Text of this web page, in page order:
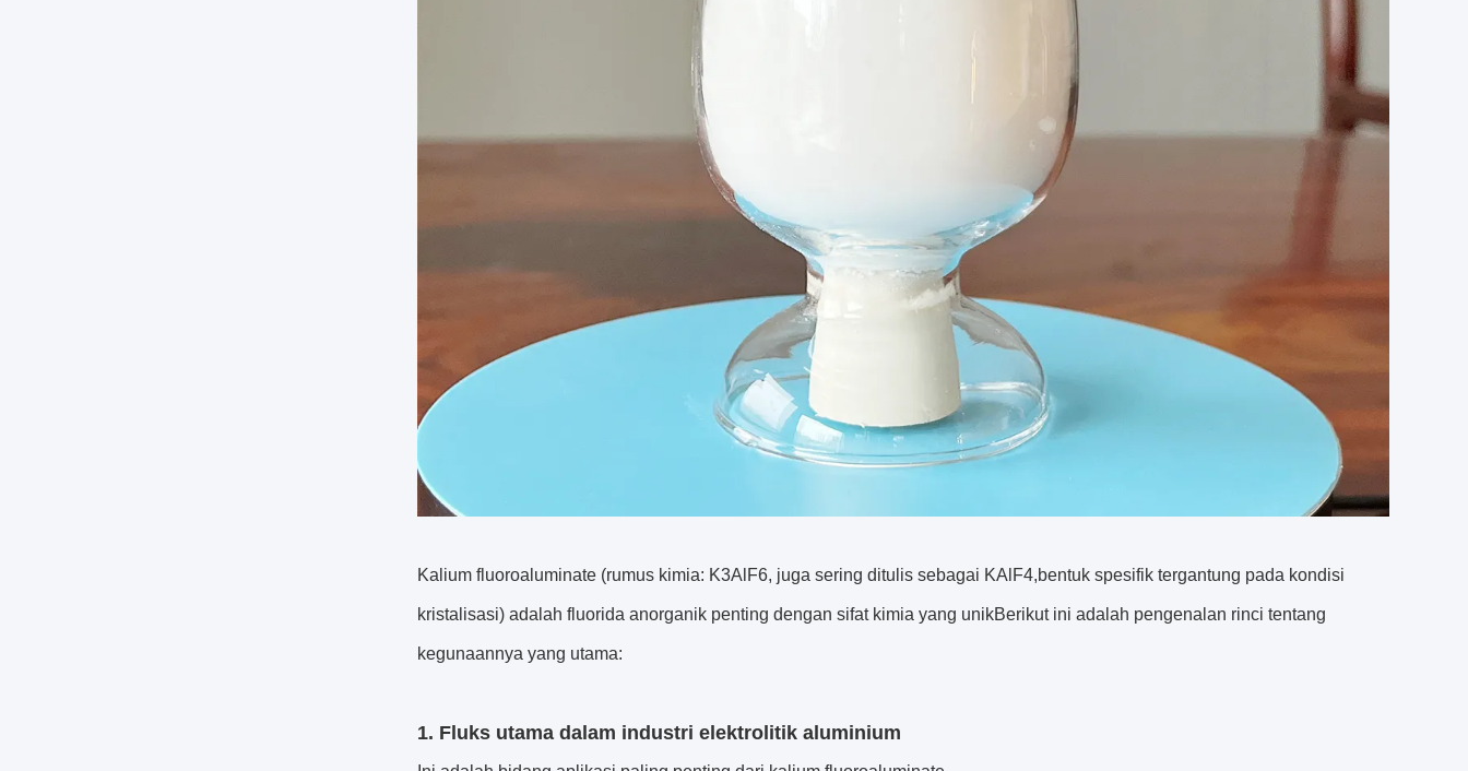
Kalium fluoroaluminate (rumus kimia: K3AlF6, juga sering ditulis sebagai KAlF4,bentuk spesifik tergantung pada kondisi
kristalisasi) adalah fluorida anorganik penting dengan sifat kimia yang unikBerikut ini adalah pengenalan rinci tentang
kegunaannya yang utama:
1. Fluks utama dalam industri elektrolitik aluminium